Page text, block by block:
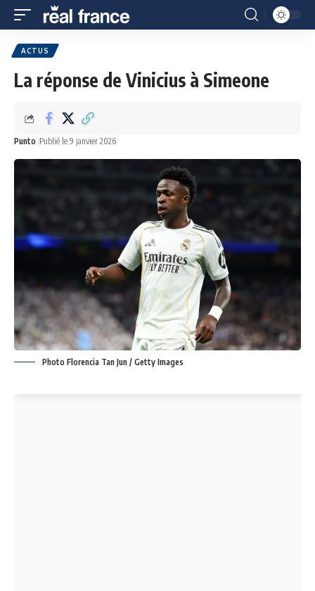
ACTUS
La réponse de Vinicius à Simeone
Punto Publié le 9 janvier 2026
Photo Florencia Tan Jun / Getty Images